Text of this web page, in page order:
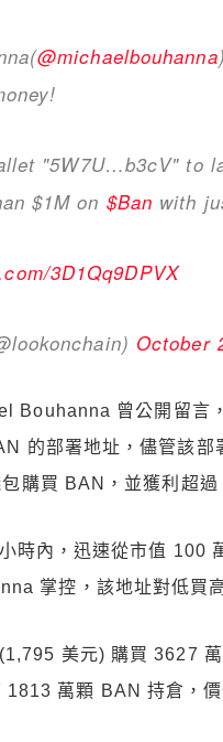
@michaelbouhanna
"5W7U…b3cV" to
$1M on $Ban with
3D1Qq9DPVX
October
Bouhanna 曾公開留言
的部署地址，儘管該
購買 BAN，並獲利超過
時內，迅速從市值
掌控，該地址對低買
美元) 購買 3627
萬顆 BAN 持倉，